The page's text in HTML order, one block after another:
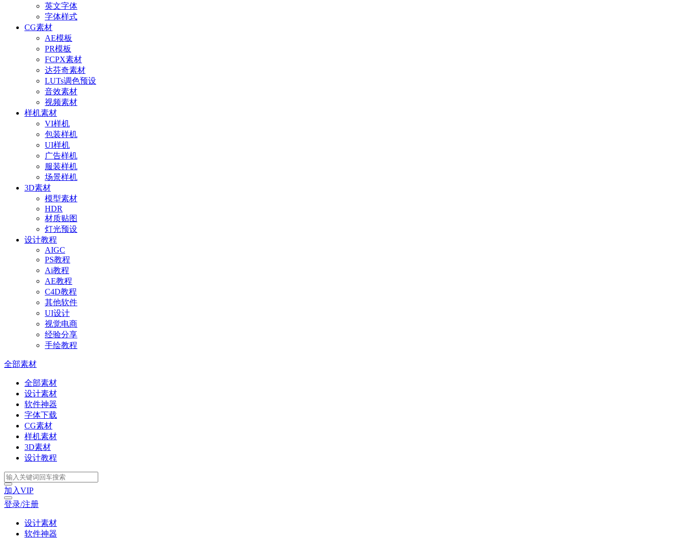
英文字体
字体样式
CG素材
AE模板
PR模板
FCPX素材
达芬奇素材
LUTs调色预设
音效素材
视频素材
样机素材
VI样机
包装样机
UI样机
广告样机
服装样机
场景样机
3D素材
模型素材
HDR
材质贴图
灯光预设
设计教程
AIGC
PS教程
Ai教程
AE教程
C4D教程
其他软件
UI设计
视觉电商
经验分享
手绘教程
全部素材
全部素材
设计素材
软件神器
字体下载
CG素材
样机素材
3D素材
设计教程
加入VIP
登录/注册
设计素材
软件神器